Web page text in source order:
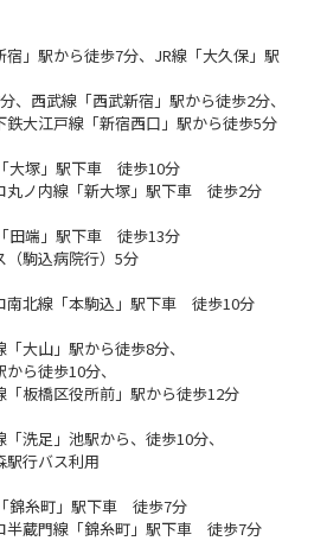
宿」駅から徒歩7分、JR線「大久保」駅
「西武新宿」駅から徒歩2分、
線「新宿西口」駅から徒歩5分
大塚」駅下車 徒歩10分
線「新大塚」駅下車 徒歩2分
田端」駅下車 徒歩13分
駒込病院行）5分
「本駒込」駅下車 徒歩10分
大山」駅から徒歩8分、
歩10分、
役所前」駅から徒歩12分
「洗足」池駅から、徒歩10分、
バス利用
錦糸町」駅下車 徒歩7分
線「錦糸町」駅下車 徒歩7分